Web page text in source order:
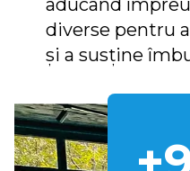
aducând
diverse pentru
și a susține